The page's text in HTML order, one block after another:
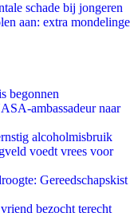
schade bij jongeren
aan: extra mondelinge
begonnen
ambassadeur naar
alcoholmisbruik
voedt vrees voor
Gereedschapskist
bezocht terecht